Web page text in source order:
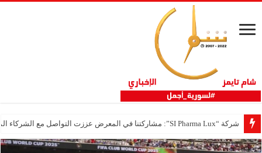
شركة “SI Pharma Lux”: مشاركتنا في المعرض عززت التواصل مع الشركاء المحليين والدوليين